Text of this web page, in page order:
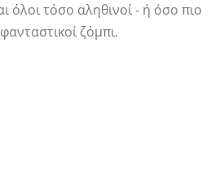
όλοι τόσο αληθινοί - ή όσο πιο
ζόμπι.